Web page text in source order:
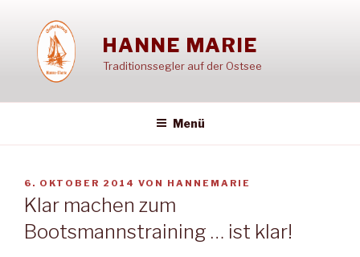
springen
HANNE MARIE
Traditionssegler auf der Ostsee
Menü
VERÖFFENTLICHT
AM
6. OKTOBER 2014 VON HANNEMARIE
Klar machen zum
Bootsmannstraining … ist klar!